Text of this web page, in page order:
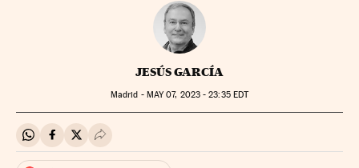
JESÚS GARCÍA
Madrid - MAY07, 2023 - 23:35EDT
Compartir en Whatsapp
Compartir en Facebook
Compartir en Twitter
Desplegar Redes Sociales